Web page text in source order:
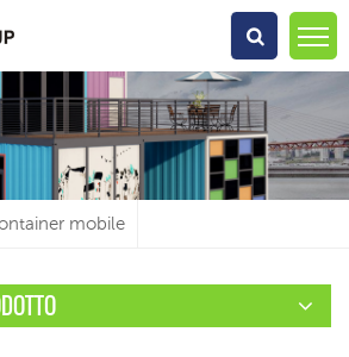
Sta Cercando?
mobile